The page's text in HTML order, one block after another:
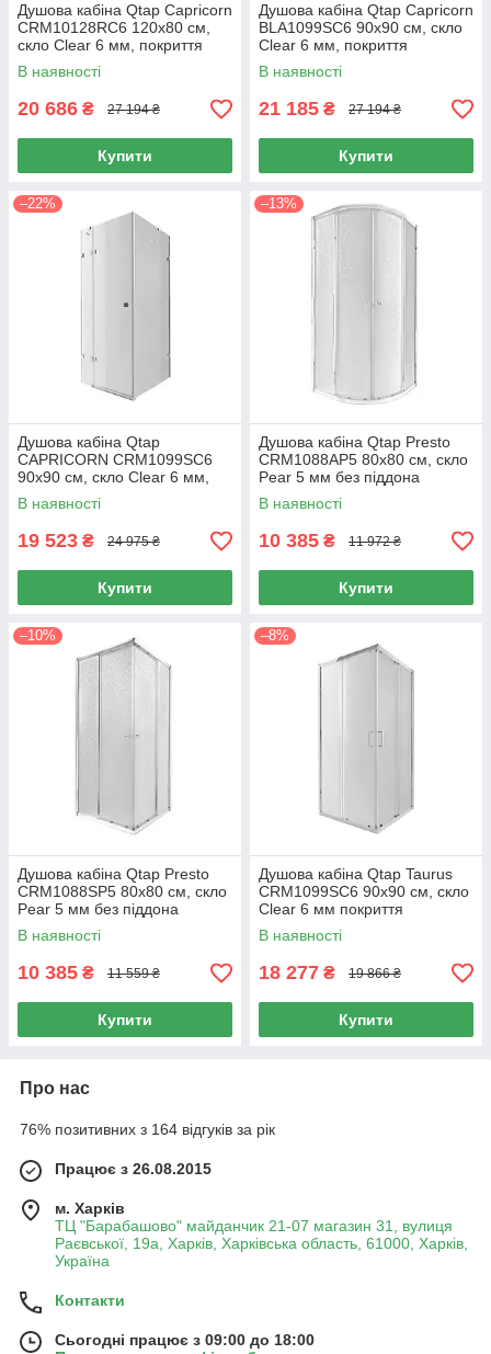
Душова кабіна Qtap Capricorn
CRM10128RC6 120x80 см,
скло Clear 6 мм, покриття
CalcLess без піддона
В наявності
20 686 ₴ 27 194 ₴
Купити
Душова кабіна Qtap Capricorn
BLA1099SC6 90x90 см, скло
Clear 6 мм, покриття
CalcLess без піддона
В наявності
21 185 ₴ 27 194 ₴
Купити
–22%
Душова кабіна Qtap
CAPRICORN CRM1099SC6
90х90 см, скло Clear 6 мм,
CalcLess, без піддона
В наявності
19 523 ₴ 24 975 ₴
Купити
–13%
Душова кабіна Qtap Presto
CRM1088AP5 80х80 см, скло
Pear 5 мм без піддона
В наявності
10 385 ₴ 11 972 ₴
Купити
–10%
Душова кабіна Qtap Presto
CRM1088SP5 80х80 см, скло
Pear 5 мм без піддона
В наявності
10 385 ₴ 11 559 ₴
Купити
–8%
Душова кабіна Qtap Taurus
CRM1099SC6 90х90 см, скло
Clear 6 мм покриття
CalcLess, без піддона
В наявності
18 277 ₴ 19 866 ₴
Купити
Про нас
76% позитивних з 164 відгуків за рік
Працює з 26.08.2015
м. Харків
ТЦ "Барабашово" майданчик 21-07 магазин 31, вулиця
Раєвської, 19а, Харків, Харківська область, 61000, Харків,
Україна
Контакти
Сьогодні працює з 09:00 до 18:00